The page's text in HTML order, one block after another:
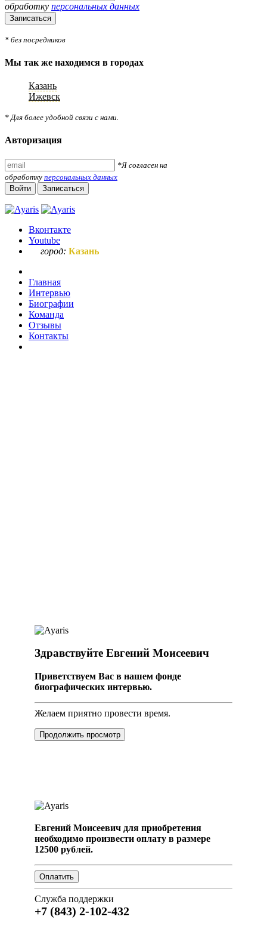
обработку персональных данных
Записаться
* без посредников
Мы так же находимся в городах
Казань
Ижевск
* Для более удобной связи с нами.
Авторизация
*Я согласен на
обработку персональных данных
Войти
Записаться
Вконтакте
Youtube
город: Казань
Главная
Интервью
Биографии
Команда
Отзывы
Контакты
Здравствуйте Евгений Моисеевич
Приветствуем Вас в нашем фонде
биографических интервью.
Желаем приятно провести время.
Продолжить просмотр
Евгений Моисеевич для приобретения
необходимо произвести оплату в размере
12500 рублей.
Служба поддержки
+7 (843) 2-102-432